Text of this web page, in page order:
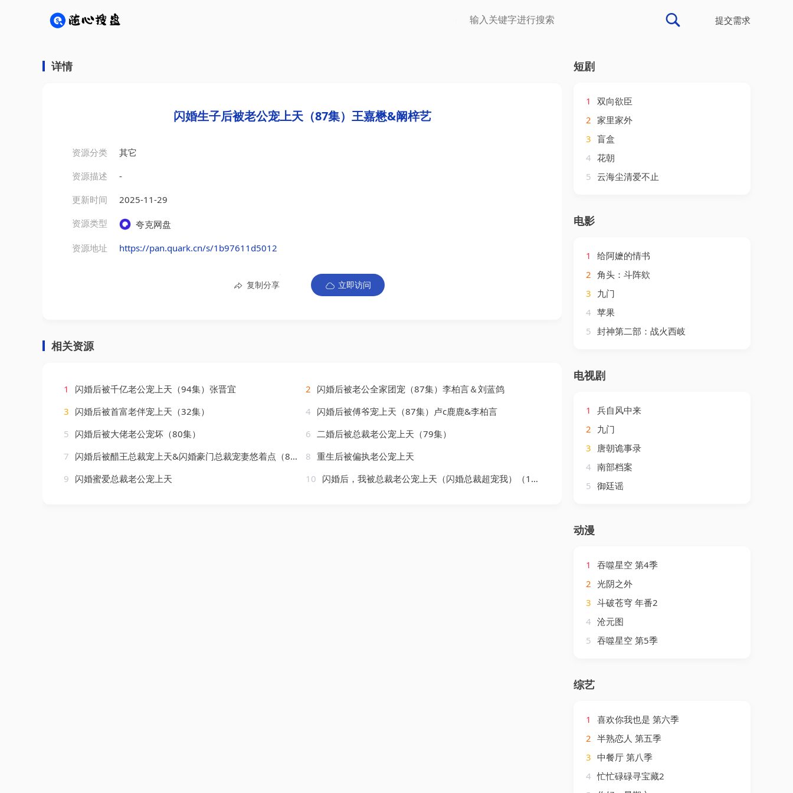
提交需求
详情
闪婚生子后被老公宠上天（87集）王嘉懋&阚梓艺
资源分类
其它
资源描述
-
更新时间
2025-11-29
资源类型
夸克网盘
资源地址
https://pan.quark.cn/s/1b97611d5012
复制分享 立即访问
相关资源
1 闪婚后被千亿老公宠上天（94集）张晋宜 2 闪婚后被老公全家团宠（87集）李柏言＆刘蓝鸽
3 闪婚后被首富老伴宠上天（32集） 4 闪婚后被傅爷宠上天（87集）卢c鹿鹿&李柏言
5 闪婚后被大佬老公宠坏（80集） 6
二婚后被总裁老公宠上天（79集）
7 闪婚后被醋王总裁宠上天&闪婚豪门总裁宠妻悠着点（81集） 8 重生后被偏执老公宠上天
9 闪婚蜜爱总裁老公宠上天 10 闪婚后，我被总裁老公宠上天（闪婚总裁超宠我）（100集）
短剧
1
双向欲臣
2 家里家外
3 盲盒
4 花朝
5 云海尘清爱不止
电影
1
给阿嬷的情书
2 角头：斗阵欸
3 九门
4 苹果
5 封神第二部：战火西岐
电视剧
1
兵自风中来
2 九门
3 唐朝诡事录
4 南部档案
5 御廷谣
动漫
1
吞噬星空 第4季
2 光阴之外
3 斗破苍穹 年番2
4 沧元图
5 吞噬星空 第5季
综艺
1
喜欢你我也是 第六季
2 半熟恋人 第五季
3 中餐厅 第八季
4 忙忙碌碌寻宝藏2